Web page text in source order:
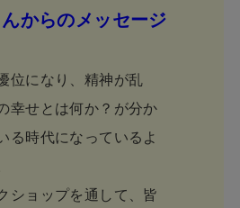
からのメッセージ
位になり、精神が乱
幸せとは何か？が分か
る時代になっているよ
ショップを通して、皆